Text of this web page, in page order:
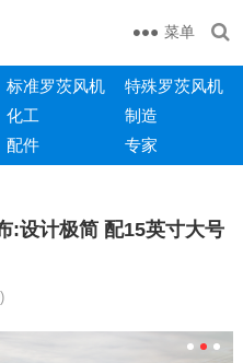
菜单
标准罗茨风机
特殊罗茨风机
化工
制造
配件 专家
:设计极简 配15英寸大号